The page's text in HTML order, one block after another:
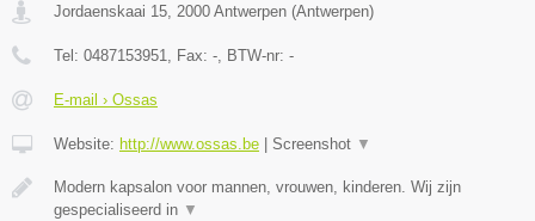
Jordaenskaai 15 2000 Antwerpen (Antwerpen)
Tel: 0487153951 , Fax: - , BTW-nr: -
E-mail › Ossas
Website: http://www.ossas.be | Screenshot ▼
Modern kapsalon voor mannen, vrouwen, kinderen. Wij zijn
gespecialiseerd in ▼